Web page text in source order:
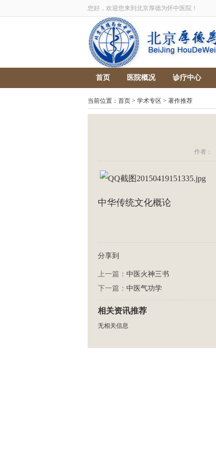
您好，欢迎您来到北京厚德为怀中医院！
首页 医院概况 诊疗中心
当前位置： 首页 > 学术专区 > 著作推荐
作者：
中华传统文化概论
分享到
上一篇： 中医火神三书
下一篇： 中医气功学
相关资讯推荐
无相关信息